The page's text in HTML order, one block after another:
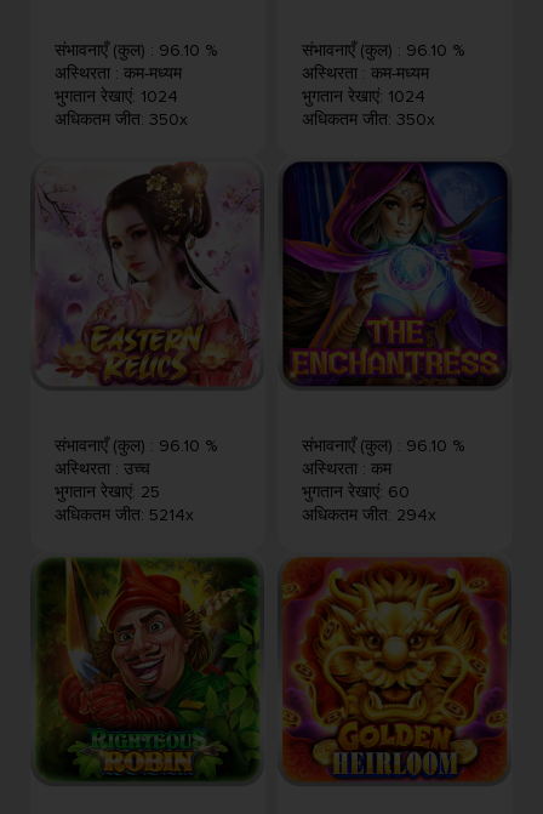
संभावनाएँ (कुल) : 96.10 %
अस्थिरता : कम-मध्यम
भुगतान रेखाएं: 1024
अधिकतम जीत: 350x
संभावनाएँ (कुल) : 96.10 %
अस्थिरता : कम-मध्यम
भुगतान रेखाएं: 1024
अधिकतम जीत: 350x
संभावनाएँ (कुल) : 96.10 %
अस्थिरता : उच्च
भुगतान रेखाएं: 25
अधिकतम जीत: 5214x
संभावनाएँ (कुल) : 96.10 %
अस्थिरता : कम
भुगतान रेखाएं: 60
अधिकतम जीत: 294x